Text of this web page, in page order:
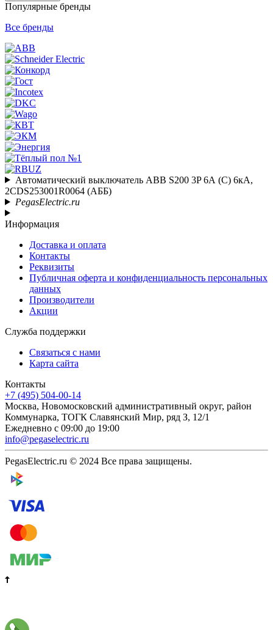
Популярные бренды
Все бренды
Автоматический выключатель ABB S200 3P 6А (C) 6кА,
2CDS253001R0064 (АББ)
PegasElectric.ru
Информация
Доставка и оплата
Контакты
Реквизиты
Публичная оферта и конфиденциальность персональных
данных
Производители
Акции
Служба поддержки
Связаться с нами
Карта сайта
Контакты
+7 (495) 504-00-14
Москва, Новомосковский административный округ, район
Коммунарка, ТОГК Славянский Мир, ряд З, 12/1
Ежедневно с 09:00 до 19:00
info@pegaselectric.ru
PegasElectric.ru © 2024 Все права защищены.